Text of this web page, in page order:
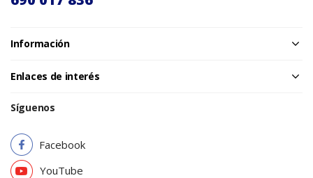
Información
Enlaces de interés
Síguenos
Facebook
YouTube